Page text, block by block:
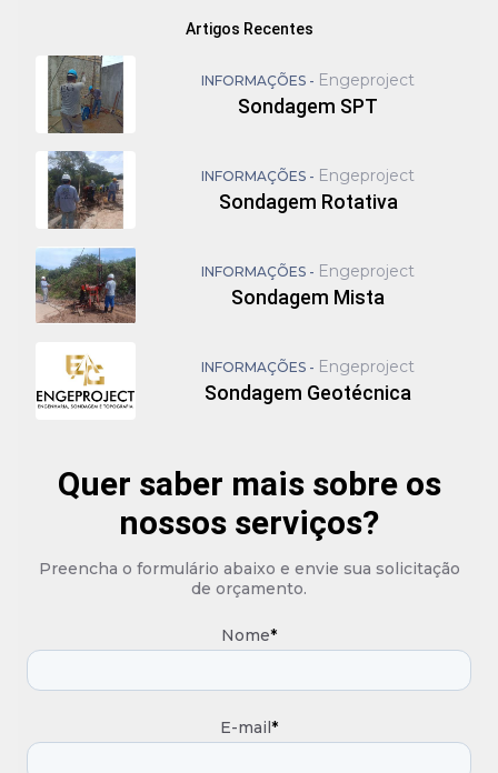
Artigos Recentes
INFORMAÇÕES - Engeproject
Sondagem SPT
INFORMAÇÕES - Engeproject
Sondagem Rotativa
INFORMAÇÕES - Engeproject
Sondagem Mista
INFORMAÇÕES - Engeproject
Sondagem Geotécnica
Quer saber mais sobre os
nossos serviços?
Preencha o formulário abaixo e envie sua solicitação
de orçamento.
Nome*
E-mail*